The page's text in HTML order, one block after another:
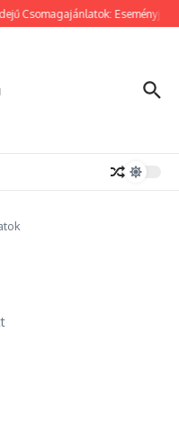
Csomagajánlatok: